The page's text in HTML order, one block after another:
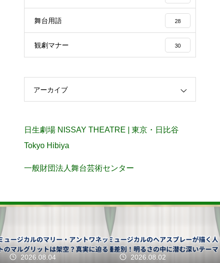
舞台用語 28
観劇マナー 30
アーカイブ
日生劇場 NISSAY THEATRE | 東京・日比谷
Tokyo Hibiya
一般財団法人舞台芸術センター
2026.08.04 2026.08.02